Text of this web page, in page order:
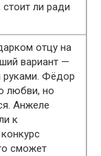
стоит ли ради
отцу на
вариант —
руками. Фёдор
любви, но
Анжеле
к
сможет